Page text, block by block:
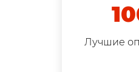
Лучшие